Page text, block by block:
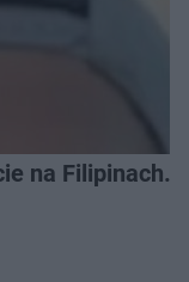
na Filipinach.